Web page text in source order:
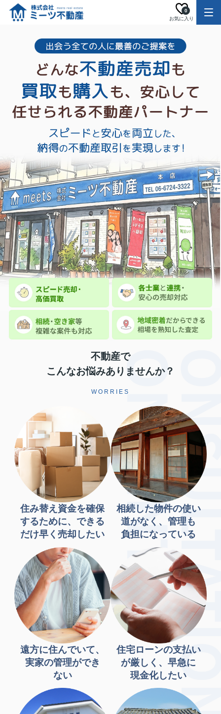
お気に入り
0
不動産で
こんなお悩みありませんか？
WORRIES
住み替え資金を確保
するために、できる
だけ早く売却したい
相続した物件の使い
道がなく、管理も
負担になっている
遠方に住んでいて、
実家の管理ができ
ない
住宅ローンの支払い
が厳しく、早急に
現金化したい